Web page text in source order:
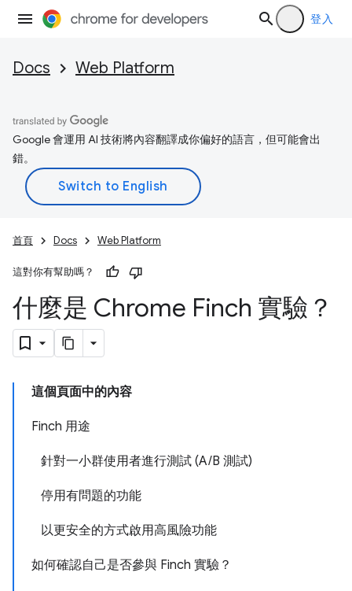
登入
Docs Web Platform
Google 會運用 AI 技術將內容翻譯成你偏好的語言，但可能會出
錯。
首頁 Docs Web Platform
這對你有幫助嗎？
什麼是 Chrome Finch 實驗？
這個頁面中的內容
Finch 用途
針對一小群使用者進行測試 (A/B 測試)
停用有問題的功能
以更安全的方式啟用高風險功能
如何確認自己是否參與 Finch 實驗？